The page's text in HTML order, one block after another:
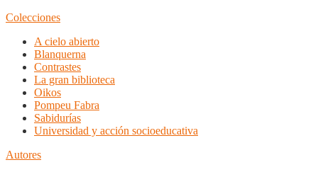
Colecciones
A cielo abierto
Blanquerna
Contrastes
La gran biblioteca
Oikos
Pompeu Fabra
Sabidurías
Universidad y acción socioeducativa
Autores